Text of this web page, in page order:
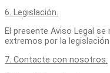
6. Legislación.
El presente Aviso Legal
extremos por la
7. Contacte con nosotros.